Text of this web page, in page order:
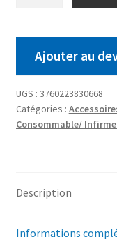
Ajouter au
UGS : 3760223830668
Catégories :
Consommable/
Description
Informations